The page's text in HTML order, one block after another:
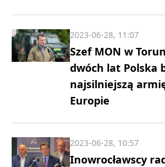
Szef MON w
dwóch lat Polska
najsilniejszą
Europie
2023-06-28, 11:07
Inowrocławscy
2023-06-28, 10:57